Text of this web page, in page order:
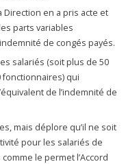
Direction en a pris acte et
parts variables
de congés payés.
salariés (soit plus de 50
fonctionnaires) qui
de l’indemnité de
mais déplore qu’il ne soit
pour les salariés de
le permet l’Accord